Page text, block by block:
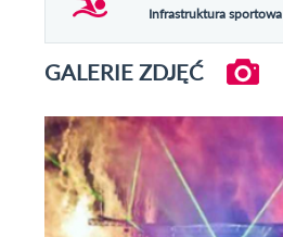
Infrastruktura sportowa
GALERIE ZDJĘĆ